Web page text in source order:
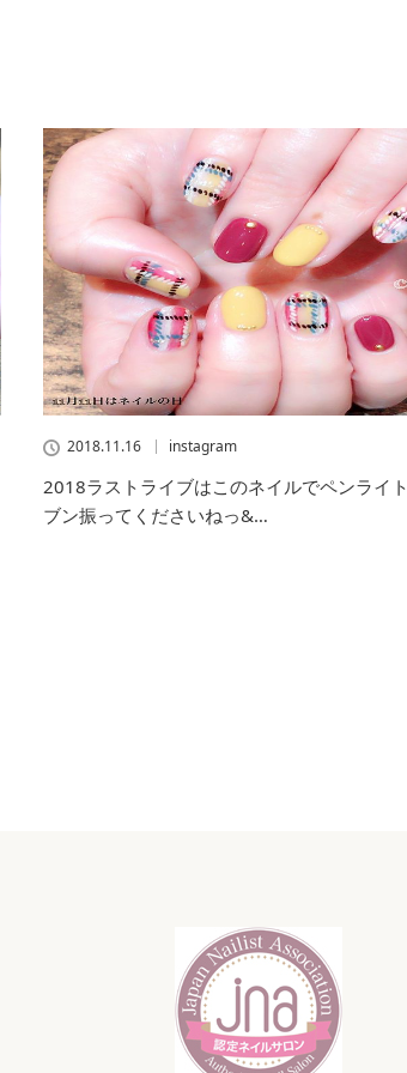
2018.11.16 instagram
2018ラストライブはこのネイルでペンライト
ブン振ってくださいねっ&…